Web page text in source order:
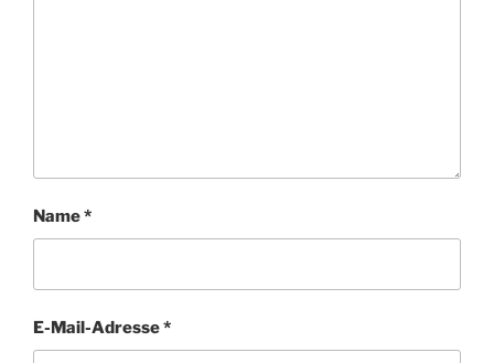
Name*
E-Mail-Adresse*